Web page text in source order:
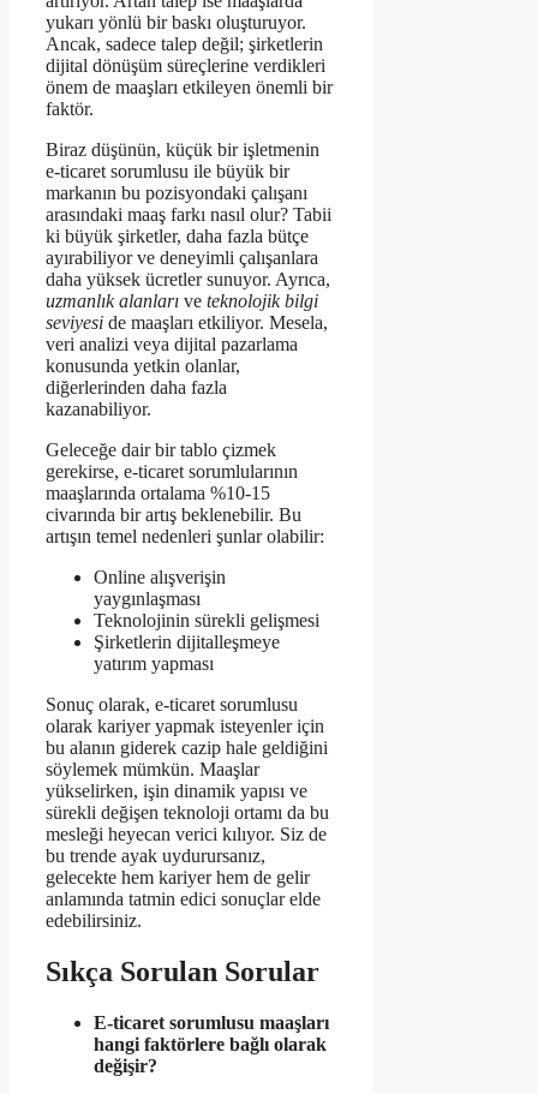
yukarı yönlü bir baskı oluşturuyor.
Ancak, sadece talep değil; şirketlerin
dijital dönüşüm süreçlerine verdikleri
önem de maaşları etkileyen önemli bir
faktör.
Biraz düşünün, küçük bir işletmenin
e-ticaret sorumlusu ile büyük bir
markanın bu pozisyondaki çalışanı
arasındaki maaş farkı nasıl olur? Tabii
ki büyük şirketler, daha fazla bütçe
ayırabiliyor ve deneyimli çalışanlara
daha yüksek ücretler sunuyor. Ayrıca,
uzmanlık alanları ve teknolojik bilgi
seviyesi de maaşları etkiliyor. Mesela,
veri analizi veya dijital pazarlama
konusunda yetkin olanlar,
diğerlerinden daha fazla
kazanabiliyor.
Geleceğe dair bir tablo çizmek
gerekirse, e-ticaret sorumlularının
maaşlarında ortalama %10-15
civarında bir artış beklenebilir. Bu
artışın temel nedenleri şunlar olabilir:
Online alışverişin
yaygınlaşması
Teknolojinin sürekli gelişmesi
Şirketlerin dijitalleşmeye
yatırım yapması
Sonuç olarak, e-ticaret sorumlusu
olarak kariyer yapmak isteyenler için
bu alanın giderek cazip hale geldiğini
söylemek mümkün. Maaşlar
yükselirken, işin dinamik yapısı ve
sürekli değişen teknoloji ortamı da bu
mesleği heyecan verici kılıyor. Siz de
bu trende ayak uydurursanız,
gelecekte hem kariyer hem de gelir
anlamında tatmin edici sonuçlar elde
edebilirsiniz.
Sıkça Sorulan Sorular
E-ticaret sorumlusu maaşları
hangi faktörlere bağlı olarak
değişir?